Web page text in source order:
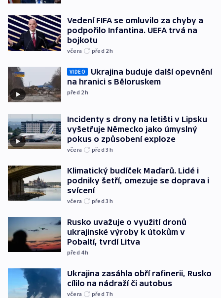
Vedení FIFA se omluvilo za chyby a
podpořilo Infantina. UEFA trvá na
bojkotu
včera před 2h
VIDEO
Ukrajina buduje další opevnění
na hranici s Běloruskem
před 2h
Incidenty s drony na letišti v Lipsku
vyšetřuje Německo jako úmyslný
pokus o způsobení exploze
včera před 3h
Klimatický budíček Maďarů. Lidé i
podniky šetří, omezuje se doprava i
svícení
včera před 3h
Rusko uvažuje o využití dronů
ukrajinské výroby k útokům v
Pobaltí, tvrdí Litva
před 4h
Ukrajina zasáhla obří rafinerii, Rusko
cílilo na nádraží či autobus
včera před 7h